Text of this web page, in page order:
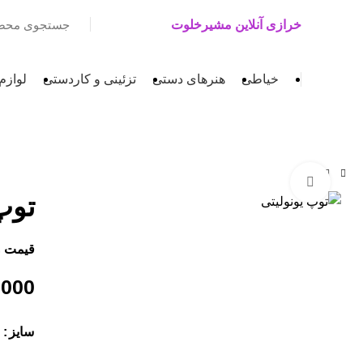
خرازی آنلاین مشیرخلوت
خیاطی هنرهای دستی تزئینی و کاردستی
قیمت
سایز